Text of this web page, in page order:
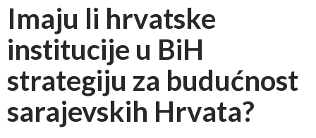
Imaju li hrvatske
institucije u BiH
strategiju za budućnost
sarajevskih Hrvata?